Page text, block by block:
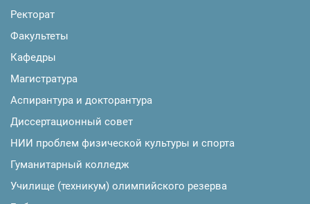
Ректорат
Факультеты
Кафедры
Магистратура
Аспирантура и докторантура
Диссертационный совет
НИИ проблем физической культуры и спорта
Гуманитарный колледж
Училище (техникум) олимпийского резерва